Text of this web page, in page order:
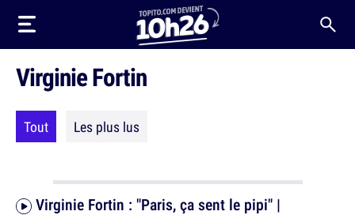
Virginie Fortin
Tout Les plus lus